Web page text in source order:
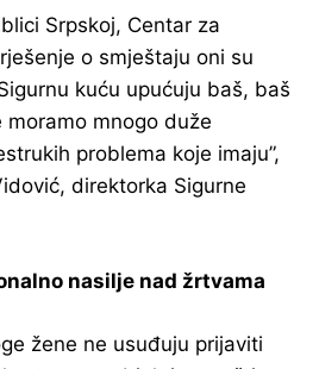
Srpskoj, Centar za
o smještaju oni su
kuću upućuju baš, baš
mnogo duže
problema koje imaju”,
direktorka Sigurne
nasilje nad žrtvama
žene ne usuđuju prijaviti